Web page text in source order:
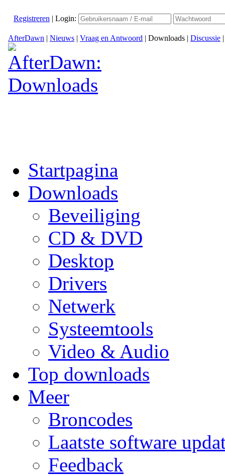
Registreren | Login:
AfterDawn | Nieuws | Vraag en Antwoord | Downloads | Discussie
Startpagina
Downloads
Beveiliging
CD & DVD
Desktop
Drivers
Netwerk
Systeemtools
Video & Audio
Top downloads
Meer
Broncodes
Laatste software
Feedback